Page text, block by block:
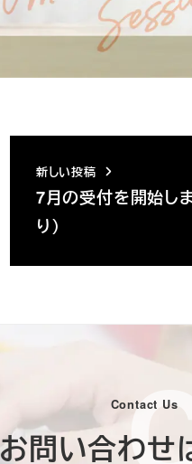
新しい投稿
7月の受付を開始し
り）
Contact Us
お問い合わせ